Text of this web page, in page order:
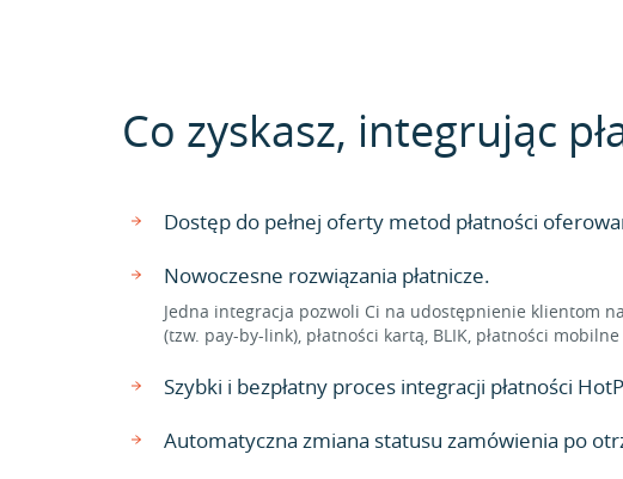
Co zyskasz, integrując
Dostęp do pełnej oferty metod płatności
Nowoczesne rozwiązania płatnicze.
Jedna integracja pozwoli Ci na udostępnienie klientom
(tzw. pay-by-link), płatności kartą, BLIK, płatności
Szybki i bezpłatny proces integracji płatności
Automatyczna zmiana statusu zamówienia po